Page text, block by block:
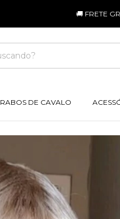
🚚 FRETE GRÁTIS A
RABOS DE CAVALO